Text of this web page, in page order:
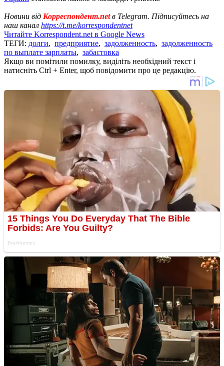
Новини від Корреспондент.netв Telegram. Підписуйтесь на
наш канал https://t.me/korrespondentnet
Читайте Korrespondent.net в Google News
ТЕГИ: долги, предприятие, задолженность, задолженность
по выплате зарплаты, забастовка
Якщо ви помітили помилку, виділіть необхідний текст і
натисніть Ctrl + Enter, щоб повідомити про це редакцію.